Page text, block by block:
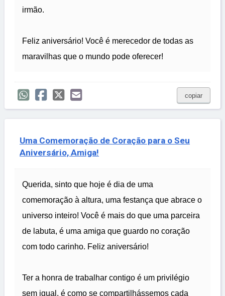
irmão.
Feliz aniversário! Você é merecedor de todas as
maravilhas que o mundo pode oferecer!
copiar
Uma Comemoração de Coração para o Seu
Aniversário, Amiga!
Querida, sinto que hoje é dia de uma
comemoração à altura, uma festança que abrace o
universo inteiro! Você é mais do que uma parceira
de labuta, é uma amiga que guardo no coração
com todo carinho. Feliz aniversário!
Ter a honra de trabalhar contigo é um privilégio
sem igual, é como se compartilhássemos cada